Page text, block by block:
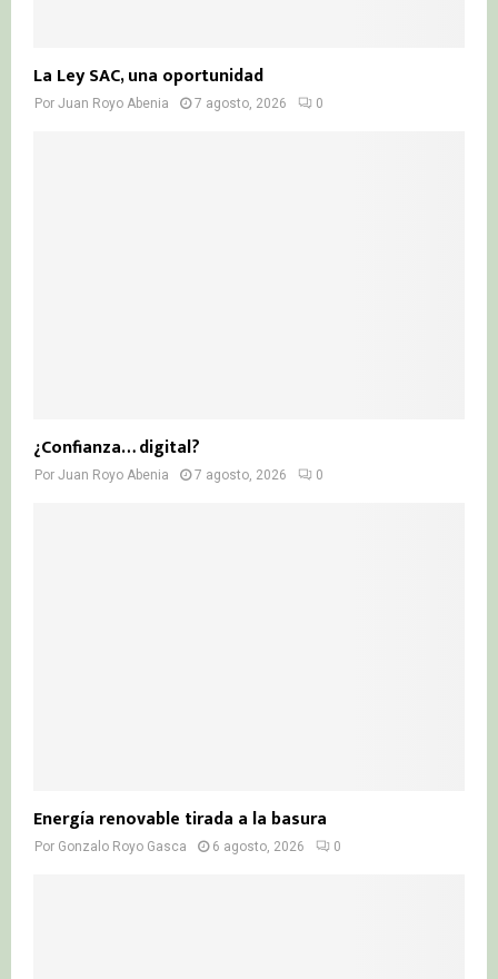
La Ley SAC, una oportunidad
Por Juan Royo Abenia 7 agosto, 2026 0
¿Confianza… digital?
Por Juan Royo Abenia 7 agosto, 2026 0
Energía renovable tirada a la basura
Por Gonzalo Royo Gasca 6 agosto, 2026 0